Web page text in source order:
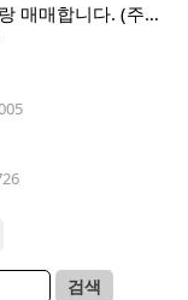
안정적으로 운영 중인 일식(스시) 레스토랑 매매합니다. (주인없는 가게)
검색